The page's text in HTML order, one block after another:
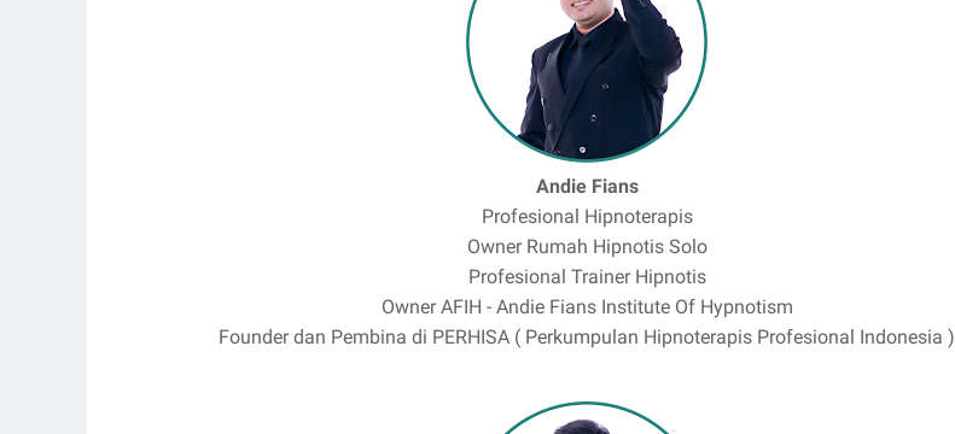
Andie Fians
Profesional Hipnoterapis
Owner Rumah Hipnotis Solo
Profesional Trainer Hipnotis
Owner AFIH - Andie Fians Institute Of Hypnotism
Founder dan Pembina di PERHISA ( Perkumpulan Hipnoterapis Profesional Indonesia )